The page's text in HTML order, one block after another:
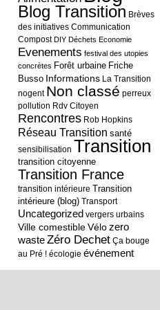
Blog Transition Brèves
des initiatives Communication
Compost DIY Déchets Economie
Evenements festival des utopies
concrètes Forêt urbaine Friche
Busso Informations La Transition
nogent Non classé perreux
pollution Rdv Citoyen
Rencontres Rob Hopkins
Réseau Transition santé
sensibilisation Transition
transition citoyenne
Transition France
transition intérieure Transition
intérieure (blog) Transport
Uncategorized vergers urbains
Ville comestibleVélozero
wasteZéro Dechet Ça bouge
au Pré ! écologie événement